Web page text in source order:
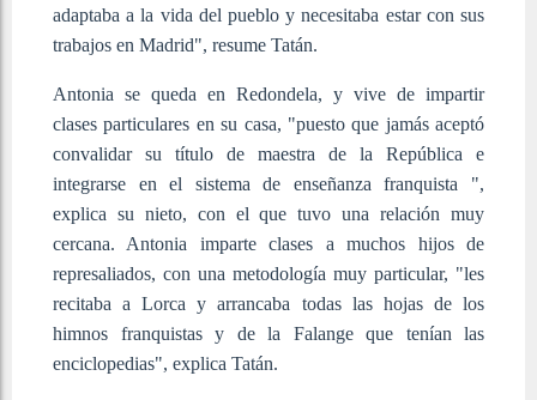
adaptaba a la vida del pueblo y necesitaba estar con sus
trabajos en Madrid", resume Tatán.
Antonia se queda en Redondela, y vive de impartir
clases particulares en su casa, "puesto que jamás aceptó
convalidar su título de maestra de la República e
integrarse en el sistema de enseñanza franquista ",
explica su nieto, con el que tuvo una relación muy
cercana. Antonia imparte clases a muchos hijos de
represaliados, con una metodología muy particular, "les
recitaba a Lorca y arrancaba todas las hojas de los
himnos franquistas y de la Falange que tenían las
enciclopedias", explica Tatán.